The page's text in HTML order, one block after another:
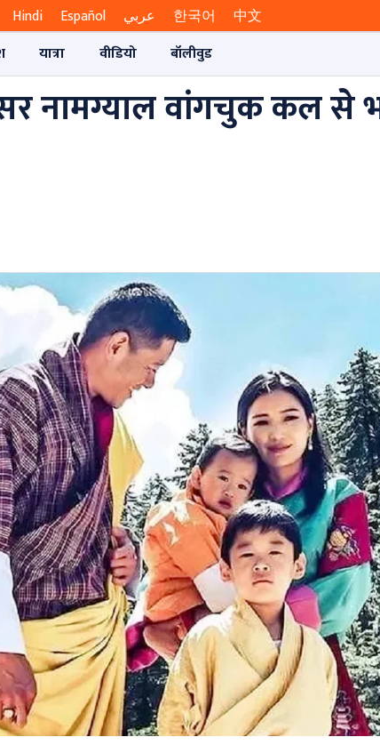
Hindi Español عربي 한국어
中文
यात्रा वीडियो बॉलीवुड
नामग्याल वांगचुक कल से